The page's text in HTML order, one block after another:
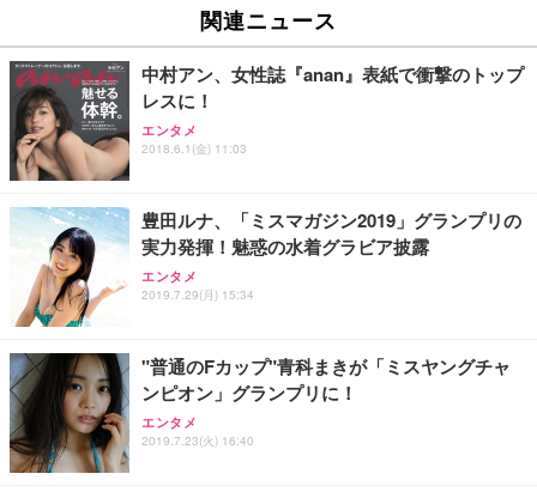
関連ニュース
中村アン、女性誌『anan』表紙で衝撃のトップ
レスに！
エンタメ
2018.6.1(金) 11:03
豊田ルナ、「ミスマガジン2019」グランプリの
実力発揮！魅惑の水着グラビア披露
エンタメ
2019.7.29(月) 15:34
"普通のFカップ"青科まきが「ミスヤングチャ
ンピオン」グランプリに！
エンタメ
2019.7.23(火) 16:40